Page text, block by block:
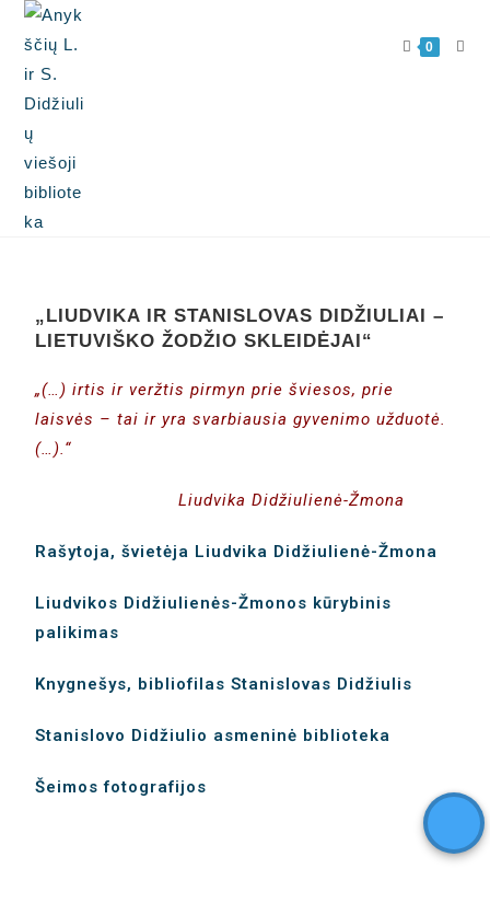
0
„LIUDVIKA IR STANISLOVAS DIDŽIULIAI –
LIETUVIŠKO ŽODŽIO SKLEIDĖJAI“
„(…) irtis ir veržtis pirmyn prie šviesos, prie
laisvės – tai ir yra svarbiausia gyvenimo užduotė.
(…).“
Liudvika Didžiulienė-Žmona
Rašytoja, švietėja Liudvika Didžiulienė-Žmona
Liudvikos Didžiulienės-Žmonos kūrybinis
palikimas
Knygnešys, bibliofilas Stanislovas Didžiulis
Stanislovo Didžiulio asmeninė biblioteka
Šeimos fotografijos